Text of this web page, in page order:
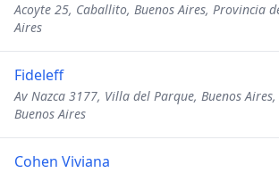
Acoyte 25, Caballito, Buenos Aires, Provincia
Aires
Fideleff
Av Nazca 3177, Villa del Parque, Buenos
Buenos Aires
Cohen Viviana